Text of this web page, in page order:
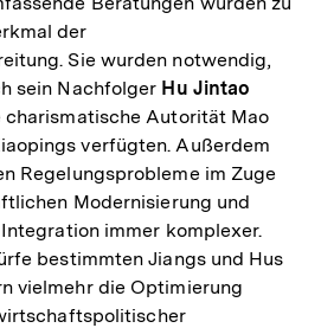
der
Sie wurden notwendig,
sein Nachfolger Hu Jintao
charismatische Autorität Mao
verfügten. Außerdem
Regelungsprobleme im Zuge
Modernisierung und
immer komplexer.
bestimmten Jiangs und Hus
vielmehr die Optimierung